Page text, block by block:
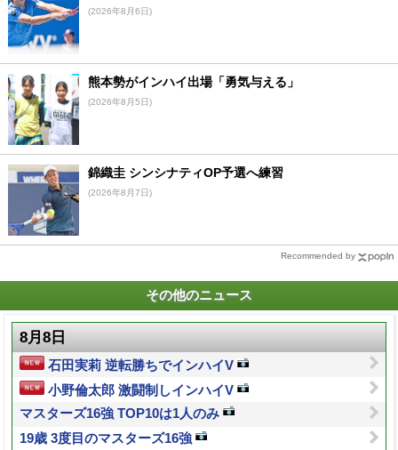
(2026年8月6日)
熊本勢がインハイ出場「勇気与える」
(2026年8月5日)
錦織圭 シンシナティOP予選へ練習
(2026年8月7日)
Recommended by
その他のニュース
8月8日
石田実莉 逆転勝ちでインハイV
小野倫太郎 激闘制しインハイV
マスターズ16強 TOP10は1人のみ
19歳 3度目のマスターズ16強